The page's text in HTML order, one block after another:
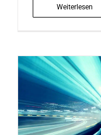
Weiterlesen